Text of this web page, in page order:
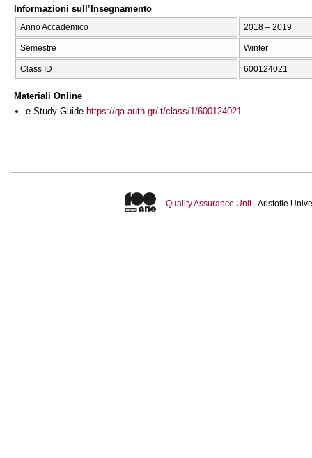
Informazioni sull’Insegnamento
Anno Accademico 2018 – 2019
Semestre Winter
Class ID 600124021
Materiali Online
e-Study Guide https://qa.auth.gr/it/class/1/600124021
Quality Assurance Unit- Aristotle